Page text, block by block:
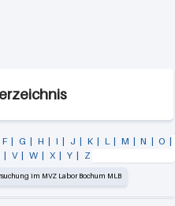
F G H I J K L M N O
V W X Y Z
im MVZ Labor Bochum MLB